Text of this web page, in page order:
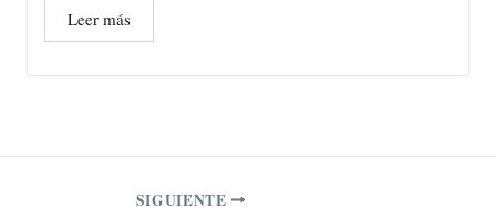
Leer más
SIGUIENTE